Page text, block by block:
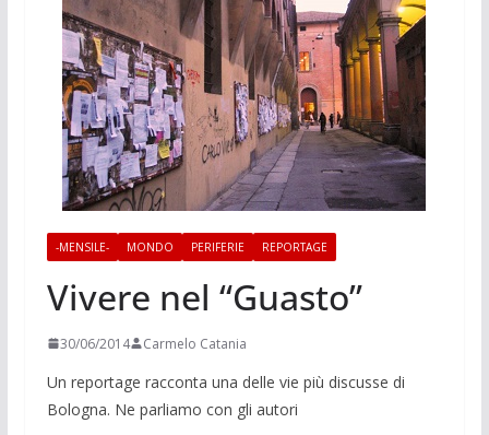
-MENSILE- MONDO PERIFERIE REPORTAGE
Vivere nel “Guasto”
30/06/2014 Carmelo Catania
Un reportage racconta una delle vie più di­scusse di
Bologna. Ne parliamo con gli autori